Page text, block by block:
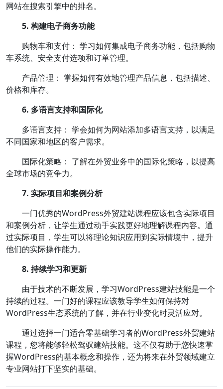
网站在搜索引擎中的排名。
5. 构建电子商务功能
购物车和支付： 学习如何集成电子商务功能，包括购物
车系统、安全支付选项和订单管理。
产品管理： 掌握如何有效地管理产品信息，包括描述、
价格和库存。
6. 多语言支持和国际化
多语言支持： 学会如何为网站添加多语言支持，以满足
不同国家和地区的客户需求。
国际化策略： 了解在外贸业务中的国际化策略，以提高
全球市场的竞争力。
7. 实际项目和案例分析
一门优秀的WordPress外贸建站课程应该包含实际项目
和案例分析，让学生通过动手实践更好地理解课程内容。通
过实际项目，学生可以将理论知识应用到实际情境中，提升
他们的实际操作能力。
8. 持续学习和更新
由于技术的不断发展，学习WordPress建站技能是一个
持续的过程。一门好的课程应该教导学生如何保持对
WordPress生态系统的了解，并在行业变化时灵活应对。
通过选择一门适合零基础学习者的WordPress外贸建站
课程，您将能够轻松驾驭建站技能。这不仅有助于您快速掌
握WordPress的基本概念和操作，还为将来在外贸领域建立
专业网站打下坚实的基础。